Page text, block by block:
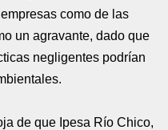
como de las
un agravante, dado que
negligentes podrían
de que Ipesa Río Chico,